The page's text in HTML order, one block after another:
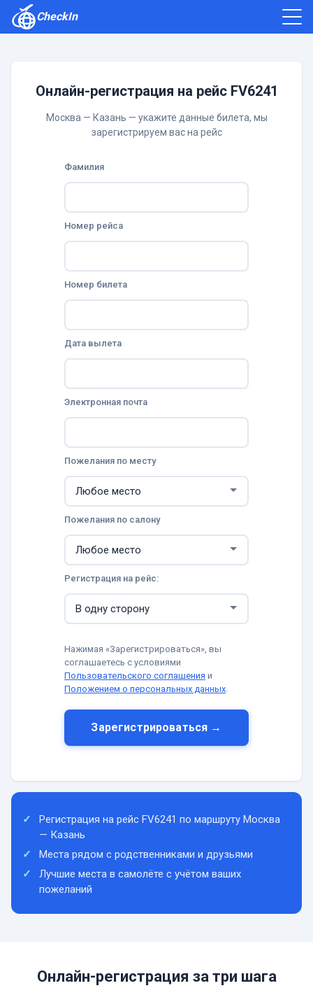
CheckIn
Онлайн-регистрация на рейс FV6241
Москва — Казань — укажите данные билета, мы
зарегистрируем вас на рейс
Фамилия
Номер рейса
Номер билета
Дата вылета
Электронная почта
Пожелания по месту
Пожелания по салону
Регистрация на рейс:
Нажимая «Зарегистрироваться», вы
соглашаетесь с условиями
Пользовательского соглашения и
Положением о персональных данных.
Зарегистрироваться →
Регистрация на рейс FV6241 по маршруту Москва
— Казань
Места рядом с родственниками и друзьями
Лучшие места в самолёте с учётом ваших
пожеланий
Онлайн-регистрация за три шага